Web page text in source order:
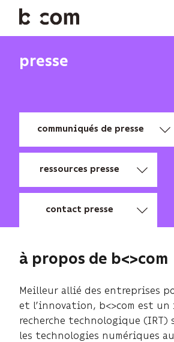
Aller
presse
communiqués de presse
ressources presse
contact presse
à propos de b<>com
Meilleur allié des entreprises
et l’innovation, b<>com est
recherche technologique (IRT)
les technologies numériques